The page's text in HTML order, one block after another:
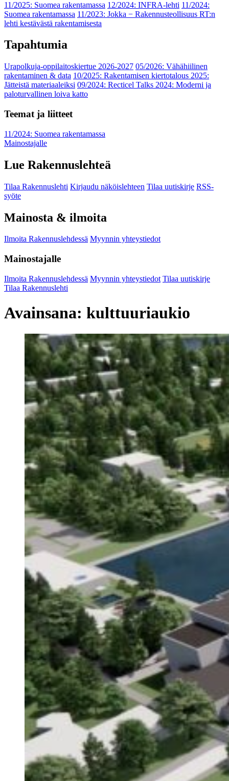
11/2025: Suomea rakentamassa 12/2024: INFRA-lehti 11/2024:
Suomea rakentamassa 11/2023: Jokka − Rakennusteollisuus RT:n
lehti kestävästä rakentamisesta
Tapahtumia
Urapolkuja-oppilaitoskiertue 2026-2027 05/2026: Vähähiilinen
rakentaminen & data 10/2025: Rakentamisen kiertotalous 2025:
Jätteistä materiaaleiksi 09/2024: Recticel Talks 2024: Moderni ja
paloturvallinen loiva katto
Teemat ja liitteet
11/2024: Suomea rakentamassa
Mainostajalle
Lue Rakennuslehteä
Tilaa Rakennuslehti Kirjaudu näköislehteen Tilaa uutiskirje RSS-
syöte
Mainosta & ilmoita
Ilmoita Rakennuslehdessä Myynnin yhteystiedot
Mainostajalle
Ilmoita Rakennuslehdessä Myynnin yhteystiedot Tilaa uutiskirje
Tilaa Rakennuslehti
Avainsana: kulttuuriaukio